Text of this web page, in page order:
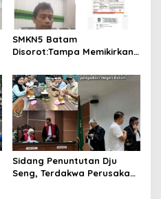
SMKN5 Batam
Disorot:Tampa Memikirkan
Lingkungan, Gubernur
Kepri, Ansar Ahmad
Komersilkan Lahan Sekolah
Untuk Pendirian Tower
Sidang Penuntutan Dju
Seng, Terdakwa Perusakan